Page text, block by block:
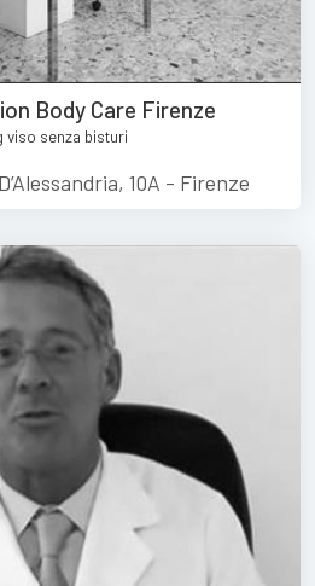
Body Care Firenze
viso senza bisturi
10A - Firenze